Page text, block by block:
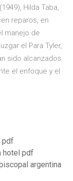
Hilda Taba,
reparos, en
manejo de
el Para Tyler,
sido alcanzados
el enfoque y el
pdf
hotel pdf
argentina